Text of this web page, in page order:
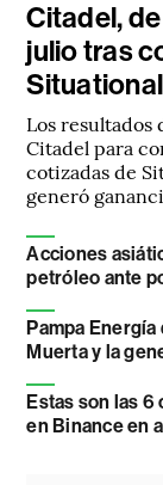
Citadel,
julio tras
Los resultados
Citadel para
cotizadas de
generó
Acciones
petróleo ante
Pampa Energía
Muerta y la
Estas son las 6
en Binance en